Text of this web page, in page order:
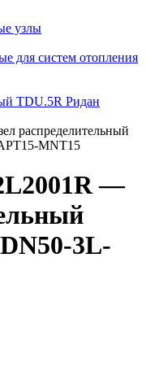
узлы
для систем отопления
TDU.5R Ридан
распределительный
MNT15
—
3L-